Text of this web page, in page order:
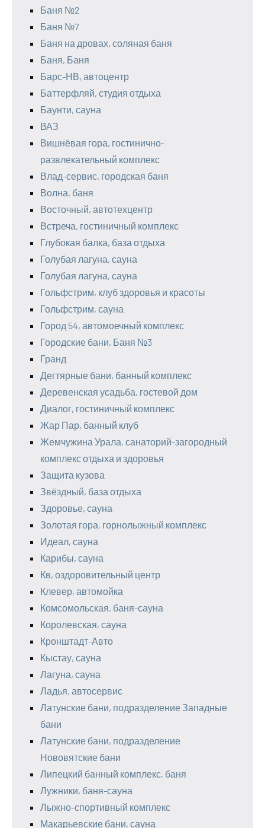
Баня №2
Баня №7
Баня на дровах, соляная баня
Баня, Баня
Барс-НВ, автоцентр
Баттерфляй, студия отдыха
Баунти, сауна
ВАЗ
Вишнёвая гора, гостинично-
развлекательный комплекс
Влад-сервис, городская баня
Волна, баня
Восточный, автотехцентр
Встреча, гостиничный комплекс
Глубокая балка, база отдыха
Голубая лагуна, сауна
Голубая лагуна, сауна
Гольфстрим, клуб здоровья и красоты
Гольфстрим, сауна
Город 54, автомоечный комплекс
Городские бани, Баня №3
Гранд
Дегтярные бани, банный комплекс
Деревенская усадьба, гостевой дом
Диалог, гостиничный комплекс
Жар Пар, банный клуб
Жемчужина Урала, санаторий-загородный
комплекс отдыха и здоровья
Защита кузова
Звёздный, база отдыха
Здоровье, сауна
Золотая гора, горнолыжный комплекс
Идеал, сауна
Карибы, сауна
Кв, оздоровительный центр
Клевер, автомойка
Комсомольская, баня-сауна
Королевская, сауна
Кронштадт-Авто
Кыстау, сауна
Лагуна, сауна
Ладья, автосервис
Латунские бани, подразделение Западные
бани
Латунские бани, подразделение
Нововятские бани
Липецкий банный комплекс, баня
Лужники, баня-сауна
Лыжно-спортивный комплекс
Макарьевские бани, сауна